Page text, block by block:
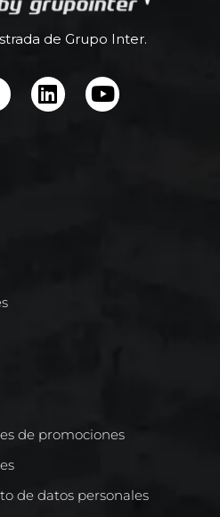
de Grupo Inter.
de promociones
de datos personales